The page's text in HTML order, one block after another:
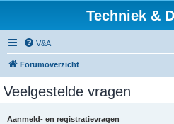
Techniek &
V&A
Forumoverzicht
Veelgestelde vragen
Aanmeld- en registratievragen